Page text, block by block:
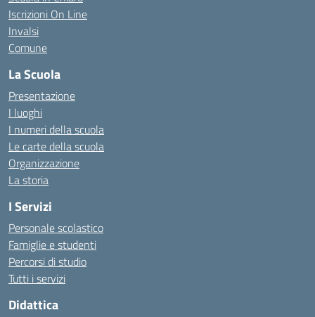
Iscrizioni On Line
Invalsi
Comune
La Scuola
Presentazione
I luoghi
I numeri della scuola
Le carte della scuola
Organizzazione
La storia
I Servizi
Personale scolastico
Famiglie e studenti
Percorsi di studio
Tutti i servizi
Didattica